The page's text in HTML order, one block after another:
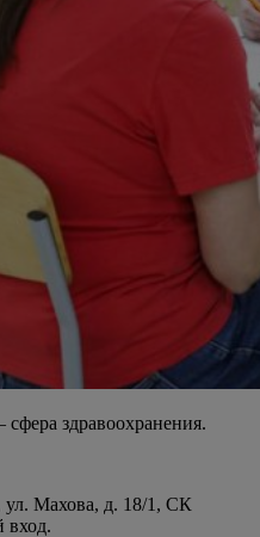
здравоохранения.
ул. Махова, д. 18/1, СК
вход.